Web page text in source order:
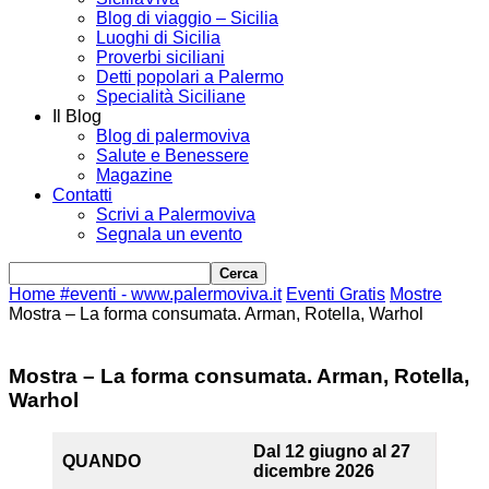
Blog di viaggio – Sicilia
Luoghi di Sicilia
Proverbi siciliani
Detti popolari a Palermo
Specialità Siciliane
Il Blog
Blog di palermoviva
Salute e Benessere
Magazine
Contatti
Scrivi a Palermoviva
Segnala un evento
Home #eventi - www.palermoviva.it Eventi Gratis Mostre
Mostra – La forma consumata. Arman, Rotella, Warhol
Mostra – La forma consumata. Arman, Rotella,
Warhol
QUANDO
Dal 12 giugno al 27
dicembre 2026